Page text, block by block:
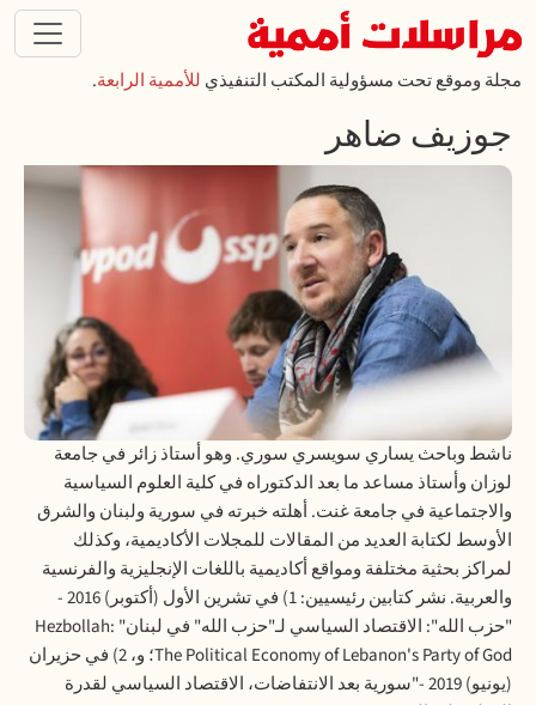
تجاوز إلى المحتوى الرئيسي
مجلة وموقع تحت مسؤولية المكتب التنفيذي للأممية الرابعة.
جوزيف ضاهر
ناشط وباحث يساري سويسري سوري. وهو أستاذ زائر في جامعة
لوزان وأستاذ مساعد ما بعد الدكتوراه في كلية العلوم السياسية
والاجتماعية في جامعة غنت. أهلته خبرته في سورية ولبنان والشرق
الأوسط لكتابة العديد من المقالات للمجلات الأكاديمية، وكذلك
لمراكز بحثية مختلفة ومواقع أكاديمية باللغات الإنجليزية والفرنسية
والعربية. نشر كتابين رئيسيين: 1) في تشرين الأول (أكتوبر) 2016 -
"حزب الله": الاقتصاد السياسي لـ"حزب الله" في لبنان" Hezbollah:
The Political Economy of Lebanon's Party of God؛ و، 2) في حزيران
(يونيو) 2019 -"سورية بعد الانتفاضات، الاقتصاد السياسي لقدرة